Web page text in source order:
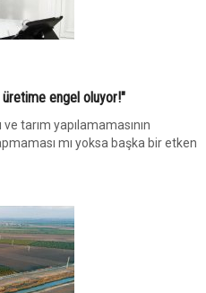
üretime engel oluyor!"
tarım yapılamamasının
mı yoksa başka bir etken